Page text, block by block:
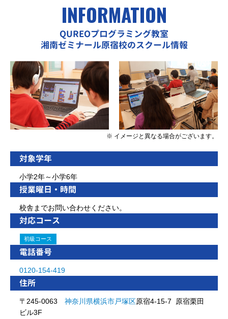
INFORMATION
QUREOプログラミング教室
湘南ゼミナール原宿校のスクール情報
※ イメージと異なる場合がございます。
対象学年
小学2年～小学6年
授業曜日・時間
校舎までお問い合わせください。
対応コース
初級コース
電話番号
0120-154-419
住所
〒245-0063 神奈川県横浜市戸塚区原宿4-15-7 原宿栗田
ビル3F